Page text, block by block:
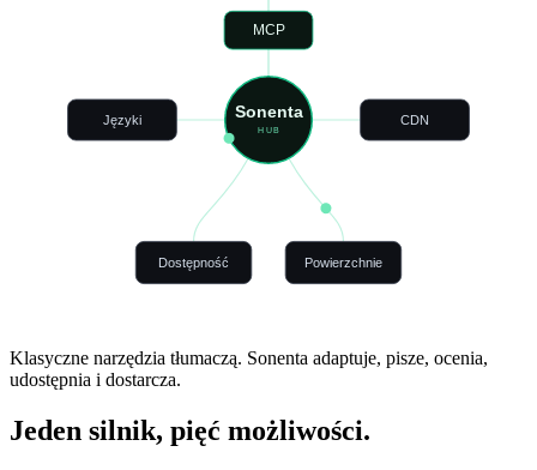
MCP
Sonenta
HUB
Języki CDN
Dostępność Powierzchnie
Klasyczne narzędzia tłumaczą. Sonenta adaptuje, pisze, ocenia,
udostępnia i dostarcza.
Jeden silnik, pięć możliwości.